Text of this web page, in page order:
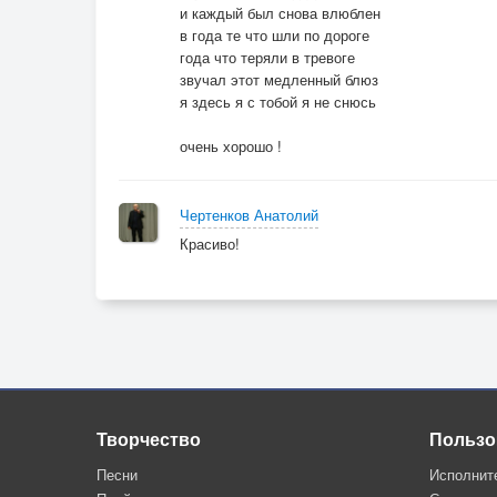
Мы станцуем с тобой этот медленный блюз.
По-другому совсем ты посмотришь в глаза,
И от счастья блеснёт, как росинка, слеза.
Я её осторожно губами с реснички сниму,
27.10.2023
и каждый был снова влюблен
в года те что шли по дороге
года что теряли в тревоге
звучал этот медленный блюз
я здесь я с тобой я не снюсь
очень хорошо !
Чертенков Анатолий
Красиво!
Творчество
Песни